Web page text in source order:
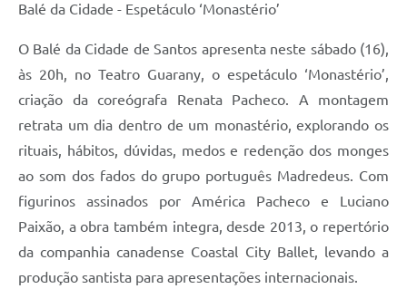
Balé da Cidade - Espetáculo ‘Monastério’
O Balé da Cidade de Santos apresenta neste sábado (16),
às 20h, no Teatro Guarany, o espetáculo ‘Monastério’,
criação da coreógrafa Renata Pacheco. A montagem
retrata um dia dentro de um monastério, explorando os
rituais, hábitos, dúvidas, medos e redenção dos monges
ao som dos fados do grupo português Madredeus. Com
figurinos assinados por América Pacheco e Luciano
Paixão, a obra também integra, desde 2013, o repertório
da companhia canadense Coastal City Ballet, levando a
produção santista para apresentações internacionais.